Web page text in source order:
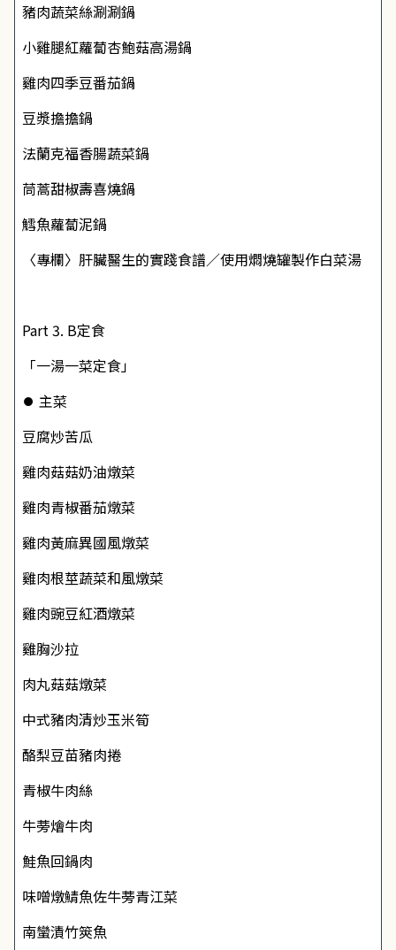
豬肉蔬菜絲涮涮鍋
小雞腿紅蘿蔔杏鮑菇高湯鍋
雞肉四季豆番茄鍋
豆漿擔擔鍋
法蘭克福香腸蔬菜鍋
茼蒿甜椒壽喜燒鍋
鱈魚蘿蔔泥鍋
〈專欄〉肝臟醫生的實踐食譜／使用燜燒罐製作白菜湯
Part 3. B定食
「一湯一菜定食」
⏺ 主菜
豆腐炒苦瓜
雞肉菇菇奶油燉菜
雞肉青椒番茄燉菜
雞肉黃麻異國風燉菜
雞肉根莖蔬菜和風燉菜
雞肉豌豆紅酒燉菜
雞胸沙拉
肉丸菇菇燉菜
中式豬肉清炒玉米筍
酪梨豆苗豬肉捲
青椒牛肉絲
牛蒡燴牛肉
鮭魚回鍋肉
味噌燉鯖魚佐牛蒡青江菜
南蠻漬竹筴魚